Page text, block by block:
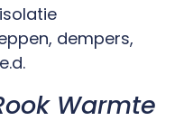
dempers,
Warmte